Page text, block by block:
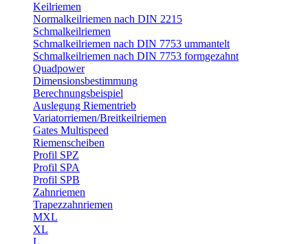
Keilriemen
Normalkeilriemen nach DIN 2215
Schmalkeilriemen
Schmalkeilriemen nach DIN 7753 ummantelt
Schmalkeilriemen nach DIN 7753 formgezahnt
Quadpower
Dimensionsbestimmung
Berechnungsbeispiel
Auslegung Riementrieb
Variatorriemen/Breitkeilriemen
Gates Multispeed
Riemenscheiben
Profil SPZ
Profil SPA
Profil SPB
Zahnriemen
Trapezzahnriemen
MXL
XL
L